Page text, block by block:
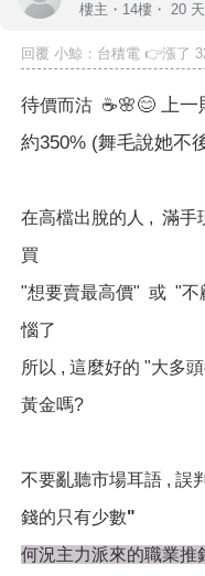
樓主 ・14樓・ 20
回覆 小鯨：台積電 👉漲了
待價而沽 ☕️🌸😊 上
約350% (舞毛說她不
在高檔出脫的人 , 滿手
買
"想要賣最高價" 或 "不
惱了
所以 , 這麼好的 "大多
黃金嗎?
不要亂聽市場耳語 , 誤
錢的只有少數"
何況主力派來的職業推